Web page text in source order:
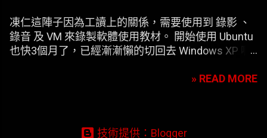
凍仁這陣子因為工讀上的關係，需要使用到 錄影 、
錄音 及 VM 來錄製軟體使用教材。 開始使用 Ubuntu
也快3個月了，已經漸漸懶的切回去 Windows XP 啊
案。 一開始要安裝 VirtualBox 凍仁是使用應用程式選
» READ MORE
技術提供：Blogger